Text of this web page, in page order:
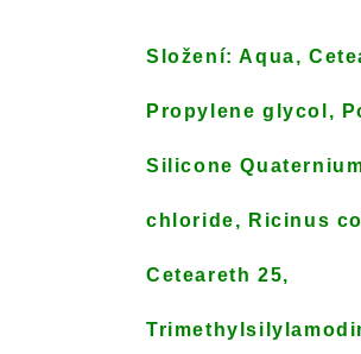
Složení:Aqua,
Propylene glycol,
Silicone
chloride, Ricinus
Ceteareth 25,